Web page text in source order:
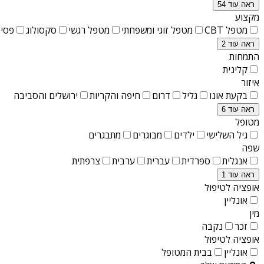
ראה עוד 54
מקצוע
מטפל CBT
מטפל זוגי ומשפחתי מטפל רגשי סקסולוג
ראה עוד 2
התמחות
קלינית
איזור
בקעת אונו
גליל דרום חיפה והקריות ירושלים והסביבה
ראה עוד 6
מטופל
גיל השלישי
ילדים מבוגרים
מתבגרים
שפה
אנגלית
ספרדית עברית ערבית צרפתית
ראה עוד 1
אופציה לטיפול
אונליין
מין
זכר
נקבה
אופציה לטיפול
אונליין
בבית המטופל